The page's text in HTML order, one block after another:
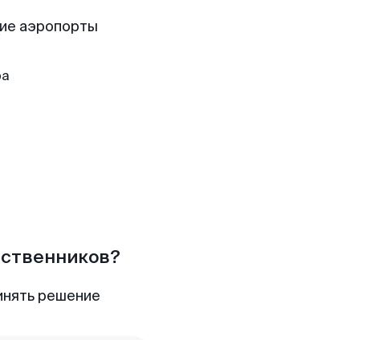
аэропорты
решение